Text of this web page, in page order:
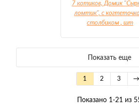
7 котиков, Домик
ломтик", с
столбиком , шт
Показать еще
1 2 3 →
Показано 1-21 из